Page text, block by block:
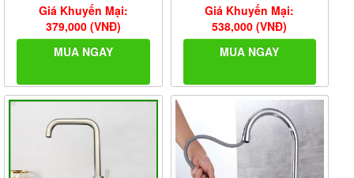
Giá Khuyến Mại:
379,000 (VNĐ)
MUA NGAY
Giá Khuyến Mại:
538,000 (VNĐ)
MUA NGAY